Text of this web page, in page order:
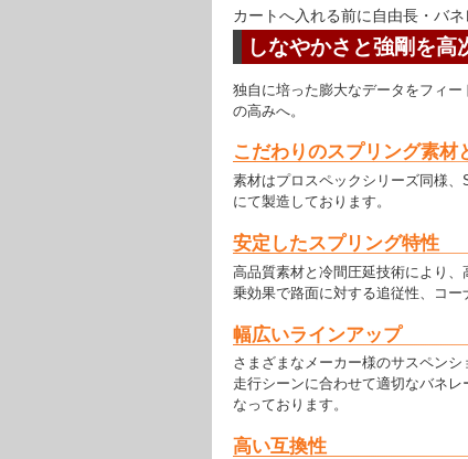
カートへ入れる前に自由長・バ
しなやかさと強剛を高
独自に培った膨大なデータをフィ
の高みへ。
こだわりのスプリング素材
素材はプロスペックシリーズ同様
にて製造しております。
安定したスプリング特性
高品質素材と冷間圧延技術により
乗効果で路面に対する追従性、コー
幅広いラインアップ
さまざまなメーカー様のサスペン
走行シーンに合わせて適切なバネ
なっております。
高い互換性